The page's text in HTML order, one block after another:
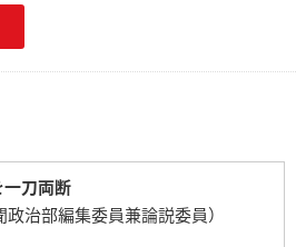
刀両断
治部編集委員兼論説委員）